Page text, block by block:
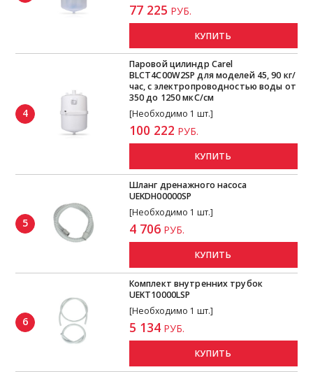
77 225 РУБ.
КУПИТЬ
4
Паровой цилиндр Carel
BLCT4C00W2SP для моделей 45, 90 кг/
час, с электропроводностью воды от
350 до 1250 мкС/см
[Необходимо 1 шт.]
100 222 РУБ.
КУПИТЬ
5
Шланг дренажного насоса
UEKDH00000SP
[Необходимо 1 шт.]
4 706РУБ.
КУПИТЬ
6
Комплект внутренних трубок
UEKT10000LSP
[Необходимо 1 шт.]
5 134РУБ.
КУПИТЬ